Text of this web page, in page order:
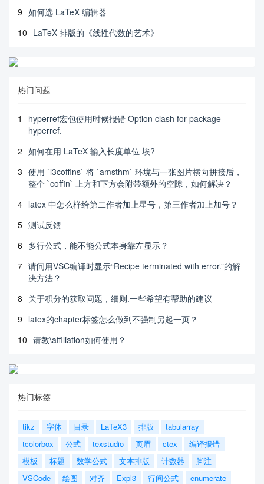
9 如何选 LaTeX 编辑器
10 LaTeX 排版的《线性代数的艺术》
热门问题
1
hyperref宏包使用时候报错 Option clash for package
hyperref.
2 如何在用 LaTeX 输入长度单位 埃?
3 使用 `l3coffins` 将 `amsthm` 环境与一张图片横向拼接后，
整个 `coffin` 上方和下方会附带额外的空隙，如何解决？
4 latex 中怎么样给第二作者加上星号，第三作者加上加号？
5 测试反馈
6 多行公式，能不能公式本身靠左显示？
7 请问用VSC编译时显示“Recipe terminated with error.”的解
决方法？
8 关于积分的获取问题，细则.一些希望有帮助的建议
9 latex的chapter标签怎么做到不强制另起一页？
10 请教\affiliation如何使用？
热门标签
tikz 字体 目录 LaTeX3 排版
tabularray
tcolorbox
公式 texstudio 页眉 ctex
编译报错
模板
标题 数学公式 文本排版 计数器
脚注
VSCode
绘图 对齐 Expl3 行间公式
enumerate